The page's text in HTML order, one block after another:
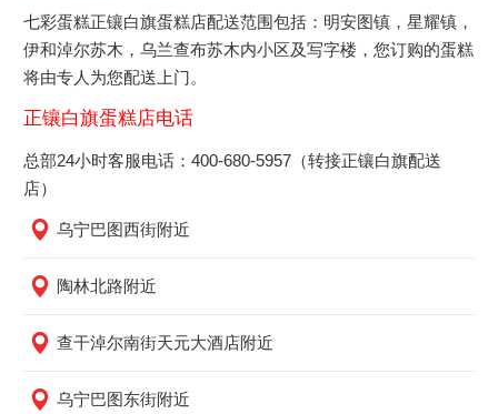
七彩蛋糕正镶白旗蛋糕店配送范围包括：明安图镇，星耀镇，
伊和淖尔苏木，乌兰查布苏木内小区及写字楼，您订购的蛋糕
将由专人为您配送上门。
正镶白旗蛋糕店电话
总部24小时客服电话：400-680-5957（转接正镶白旗配送
店）
乌宁巴图西街附近
陶林北路附近
查干淖尔南街天元大酒店附近
乌宁巴图东街附近